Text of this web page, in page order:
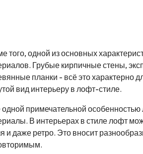
того, одной из основных
Грубые кирпичные стены,
планки - всё это
вид интерьеру в лофт-стиле.
примечательной особенностью
В интерьерах в стиле лофт
и даже ретро. Это вносит